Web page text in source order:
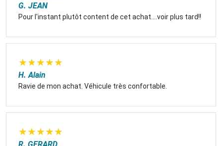
G. JEAN
Pour l'instant plutôt content de cet achat....voir plus tard!!
★★★★★
H. Alain
Ravie de mon achat. Véhicule très confortable.
★★★★★
R. GERARD